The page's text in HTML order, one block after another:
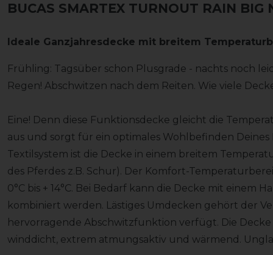
BUCAS SMARTEX TURNOUT RAIN BIG
Ideale Ganzjahresdecke mit breitem
Frühling: Tagsüber schon Plusgrade - nachts noch
Regen! Abschwitzen nach dem Reiten. Wie viele
Eine! Denn diese Funktionsdecke gleicht die
aus und sorgt für ein optimales Wohlbefinden
Textilsystem ist die Decke in einem breitem
des Pferdes z.B. Schur). Der Komfort-
0°C bis + 14°C. Bei Bedarf kann die Decke mit einem
kombiniert werden. Lästiges Umdecken gehört der
hervorragende Abschwitzfunktion verfügt. Die Decke
winddicht, extrem atmungsaktiv und wärmend.